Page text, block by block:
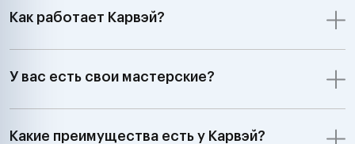
Как работает Карвэй?
У вас есть свои мастерские?
Какие преимущества есть у Карвэй?